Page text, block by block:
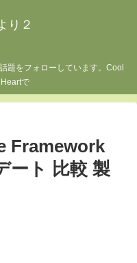
り２
題をフォローしています。Cool
で
Framework
ート 比較 製